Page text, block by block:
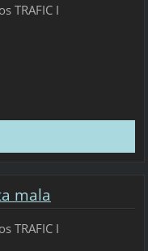
TRAFIC I
mala
TRAFIC I